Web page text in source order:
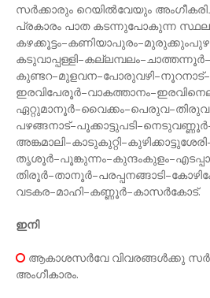
സർക്കാരും റെയിൽവേയും
പ്രകാരം പാത കടന്നുപോകുന്ന
വടകര–മാഹി–കണ്ണൂർ–കാസർകോട്.
ഇനി
ആകാശസർവേ വിവരങ്ങൾക്കു
അംഗീകാരം.